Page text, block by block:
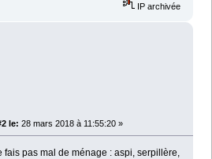
IP archivée
le: 28 mars 2018 à 11:55:20 »
pas mal de ménage : aspi, serpillère,